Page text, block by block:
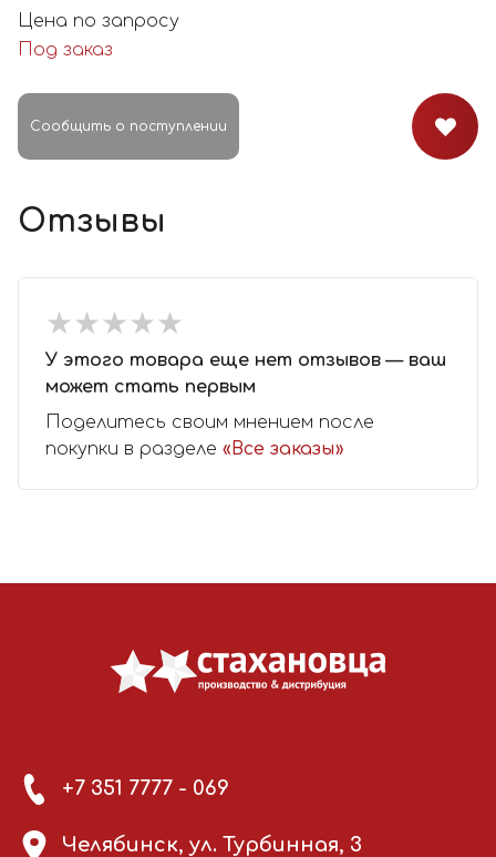
Цена по запросу
Под заказ
Сообщить о поступлении
Отзывы
★★★★★
★★★★★
У этого товара еще нет отзывов — ваш
может стать первым
Поделитесь своим мнением после
покупки в разделе «Все заказы»
+7 351 7777 - 069
Челябинск, ул. Турбинная, 3